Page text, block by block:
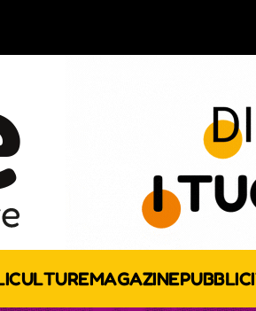
CULTUREMAGAZINE